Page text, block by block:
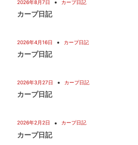
ョ
2026年8月7日 カープ日記
カープ日記
2026年4月16日 カープ日記
カープ日記
2026年3月27日 カープ日記
カープ日記
2026年2月2日 カープ日記
カープ日記